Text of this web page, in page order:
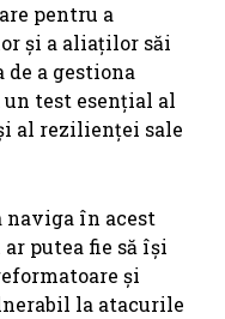
pentru a
și a aliaților săi
a gestiona
test esențial al
al rezilienței sale
naviga în acest
putea fie să își
și
la atacurile